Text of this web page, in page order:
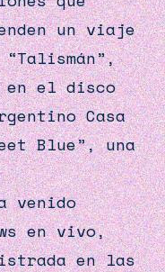
un viaje
en el disco
Casa
Blue”, una
venido
en vivo,
en las